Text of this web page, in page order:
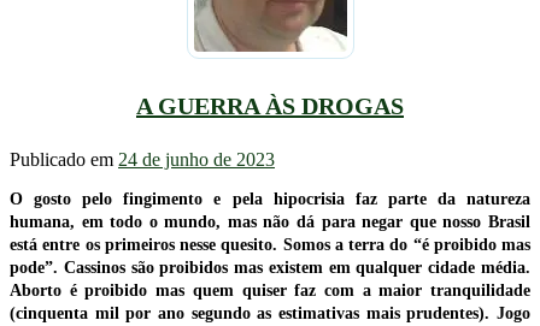
A GUERRA ÀS DROGAS
Publicado em 24 de junho de 2023
O gosto pelo fingimento e pela hipocrisia faz parte da natureza
humana, em todo o mundo, mas não dá para negar que nosso Brasil
está entre os primeiros nesse quesito. Somos a terra do “é proibido mas
pode”. Cassinos são proibidos mas existem em qualquer cidade média.
Aborto é proibido mas quem quiser faz com a maior tranquilidade
(cinquenta mil por ano segundo as estimativas mais prudentes). Jogo